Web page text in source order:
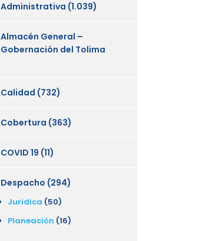
Administrativa (1.039)
Almacén General –
Gobernación del Tolima
Calidad (732)
Cobertura (363)
COVID 19 (11)
Despacho (294)
Juridica (50)
Planeación (16)